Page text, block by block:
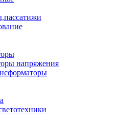
напряжения